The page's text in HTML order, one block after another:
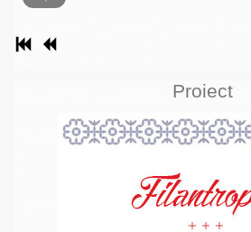
Proiect